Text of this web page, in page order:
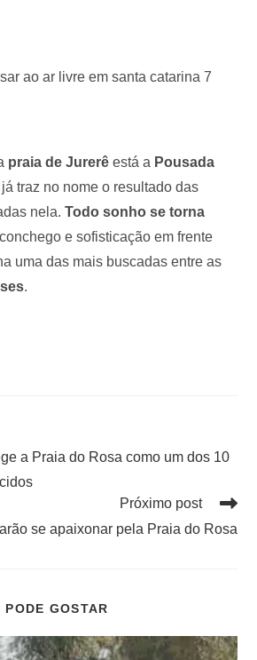
praia de Jurerê está a Pousada
traz no nome o resultado das
nela.Todo sonho se torna
e sofisticação em frente
uma das mais buscadas entre as
.
a Praia do Rosa como um dos 10
Próximo post
se apaixonar pela Praia do Rosa
GOSTAR